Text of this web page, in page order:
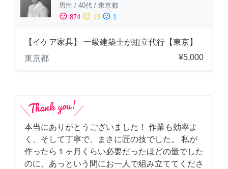
男性 / 40代 / 東京都
sentiment_satisfied 874 sentiment_neutral 13 sentiment_dissatisfied 1
【イケア家具】 一級建築士が組立代行【東京】
東京都
¥5,000
本当にありがとうございました！ 作業も効率よ
く、そして丁寧で、まさに匠の技でした。 私が
作ったら１ヶ月くらい必要だったほどの量でした
のに、あっという間にお一人で組み立ててくださ